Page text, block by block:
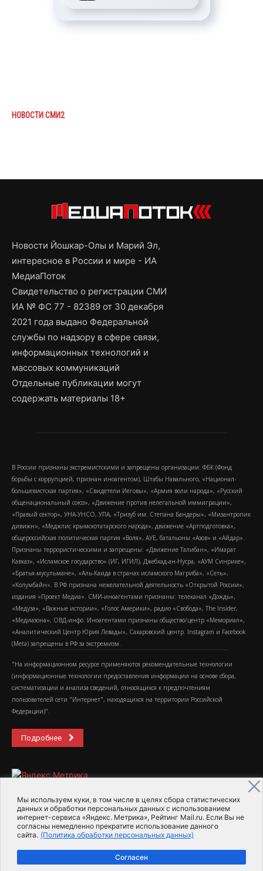
Мы используем куки, в том числе в целях сбора статистических
данных и обработки персональных данных с использованием
интернет-сервиса «Яндекс. Метрика», Рейтинг Mail.ru. Если Вы не
согласны немедленно прекратите использование данного
сайта. (Политика обработки персональных данных)
Согласен
НОВОСТИ СМИ2
Новости Йошкар-Олы и Марий Эл,
интересное в России и мире - ИА
МедиаПоток
Свидетельство о регистрации СМИ
ИА № ФС 77 - 82389 от 30 декабря
2021 года выдано Федеральной
службы по надзору в сфере связи,
информационных технологий и
массовых коммуникаций
Отдельные публикации могут
содержать материалы 18+
В России признаны экстремистскими и запрещены организации: ФБК (Фонд
борьбы с коррупцией, признан иноагентом), Штабы Навального, «Национал-
большевистская партия», «Свидетели Иеговы», «Армия воли народа», «Русский
общенациональный союз», «Движение против нелегальной иммиграции»,
«Правый сектор», УНА-УНСО, УПА, «Тризуб им. Степана Бандеры», «Мизантропик
дивижн», «Меджлис крымскотатарского народа», движение «Артподготовка»,
общероссийская политическая партия «Воля», АУЕ, батальоны «Азов» и «Айдар».
Признаны террористическими и запрещены: «Движение Талибан», «Имарат
Кавказ», «Исламское государство» (ИГ, ИГИЛ), Джебхад-ан-Нусра, «АУМ Синрике»,
«Братья-мусульмане», «Аль-Каида в странах исламского Магриба», «Сеть»,
«Колумбайн». В РФ признана нежелательной деятельность «Открытой России»,
издания «Проект Медиа». СМИ-иноагентами признаны: телеканал «Дождь»,
«Медуза», «Важные истории», «Голос Америки», радио «Свобода», The Insider,
«Медиазона», ОВД-инфо. Иноагентами признаны общество/центр «Мемориал»,
«Аналитический Центр Юрия Левады», Сахаровский центр. Instagram и Facebook
(Metа) запрещены в РФ за экстремизм.
"На информационном ресурсе применяются рекомендательные технологии
(информационные технологии предоставления информации на основе сбора,
систематизации и анализа сведений, относящихся к предпочтениям
пользователей сети "Интернет", находящихся на территории Российской
Федерации)".
Подробнее
2015-2026- Информационное агентство МедиаПоток
Для справки Об издании
Пользовательское соглашение
Политика обработки персональных данных